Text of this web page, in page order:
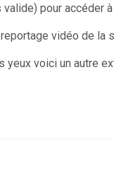
pour accéder
vidéo de la
yeux voici un autre